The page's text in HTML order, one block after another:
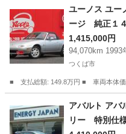
その他
ユーノス ユー
ージ 純正１
ステアリン
ワーウィンド
回り （検8.10）
1,415,000円
94,070km 1993
つくば市
■ 支払総額: 149.8万円 ■ 車両本体
その他
アバルト アバ
リー 特別仕